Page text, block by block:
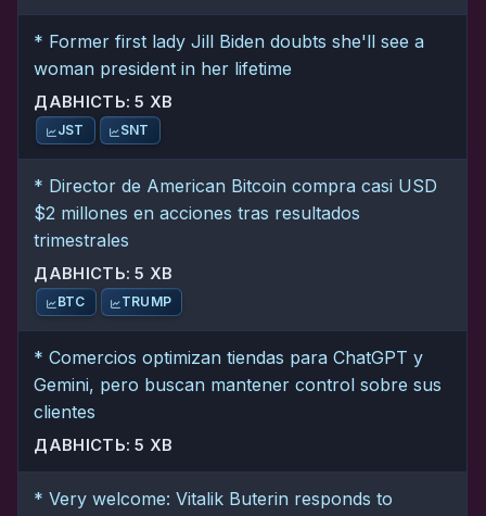
* Former first lady Jill Biden doubts she'll see a
woman president in her lifetime
ДАВНІСТЬ: 5 ХВ
JST SNT
* Director de American Bitcoin compra casi USD
$2 millones en acciones tras resultados
trimestrales
ДАВНІСТЬ: 5 ХВ
BTC TRUMP
* Comercios optimizan tiendas para ChatGPT y
Gemini, pero buscan mantener control sobre sus
clientes
ДАВНІСТЬ: 5 ХВ
* Very welcome: Vitalik Buterin responds to